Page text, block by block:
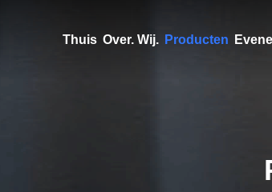
Thuis Over. Wij. Producten